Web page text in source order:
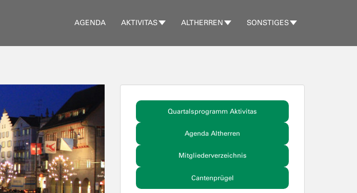
AGENDA AKTIVITAS ALTHERREN SONSTIGES
Quartalsprogramm Aktivitas
Agenda Altherren
Mitgliederverzeichnis
Cantenprügel